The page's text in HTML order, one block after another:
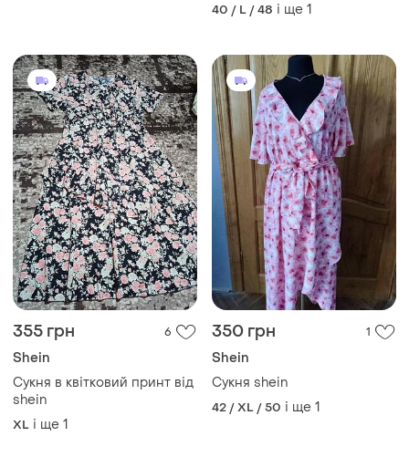
40 / L / 48 і ще 1
355 грн 6
Shein
Сукня в квітковий принт від
shein
XL і ще 1
350 грн 1
Shein
Сукня shein
42 / XL / 50 і ще 1